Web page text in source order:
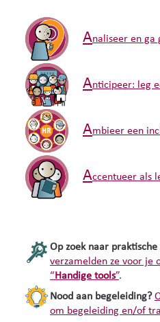
Analiseer en ga
Anticipeer: leg
Ambieer een
Accentueer als
Op zoek naar praktische
verzamelden ze voor je
“Handige tools”.
Nood aan begeleiding?
om begeleiding en/of